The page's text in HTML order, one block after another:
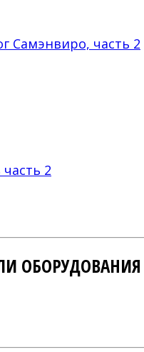
2
ОБОРУДОВАНИЯ